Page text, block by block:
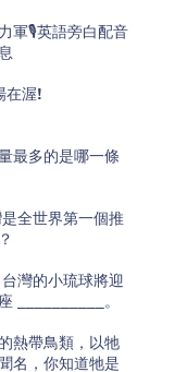
軍🎙️英語旁白配音
在渥!
最多的是哪一條
全世界第一個推
灣的小琉球將迎
__________。
熱帶鳥類，以牠
名，你知道牠是